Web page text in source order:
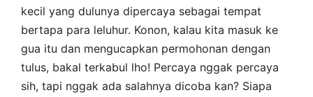
kecil yang dulunya dipercaya sebagai tempat
bertapa para leluhur. Konon, kalau kita masuk ke
gua itu dan mengucapkan permohonan dengan
tulus, bakal terkabul lho! Percaya nggak percaya
sih, tapi nggak ada salahnya dicoba kan? Siapa